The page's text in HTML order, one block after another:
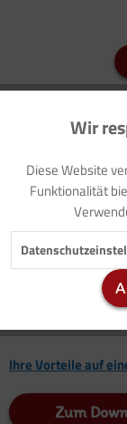
7 Credits
Für Sie als
Seitenanzahl
Ihre Vorteile auf
Zum
Funktionale
Marketing
Tracking
Wir
Diese Website
Funktionalität